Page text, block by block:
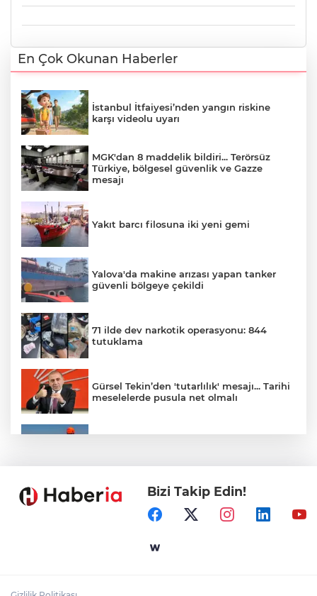
En Çok Okunan Haberler
İstanbul İtfaiyesi’nden yangın riskine
karşı videolu uyarı
MGK'dan 8 maddelik bildiri... Terörsüz
Türkiye, bölgesel güvenlik ve Gazze
mesajı
Yakıt barcı filosuna iki yeni gemi
Yalova'da makine arızası yapan tanker
güvenli bölgeye çekildi
71 ilde dev narkotik operasyonu: 844
tutuklama
Gürsel Tekin’den 'tutarlılık' mesajı... Tarihi
meselelerde pusula net olmalı
Samsun’da Alaçam'a yeni yaşam alanı
Yapay zekada onlarca uygulamanın
Bizi Takip Edin!